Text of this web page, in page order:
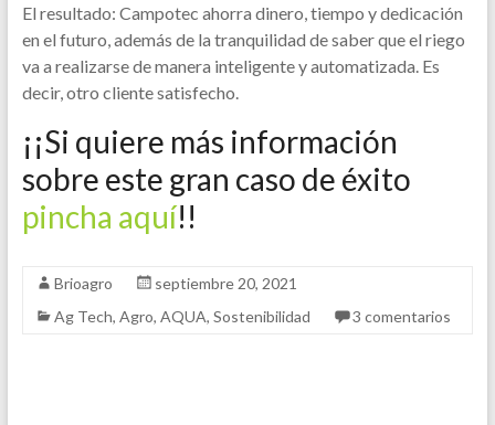
El resultado: Campotec ahorra dinero, tiempo y dedicación
en el futuro, además de la tranquilidad de saber que el riego
va a realizarse de manera inteligente y automatizada. Es
decir, otro cliente satisfecho.
¡¡Si quiere más información
sobre este gran caso de éxito
pincha aquí!!
Brioagro
septiembre 20, 2021
Ag Tech, Agro, AQUA, Sostenibilidad 3 comentarios